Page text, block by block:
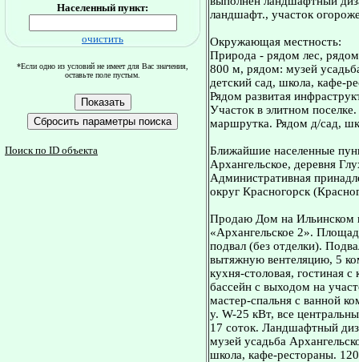
Населенный пункт:
очистить
*Если одно из условий не имеет для Вас значения,
оставьте поле пустым.
Поиск по ID объекта
ландшафт., участок
Окружающая местность:
Природа - рядом лес,
800 м, рядом: музей
детский сад, школа, кафе-
Рядом развитая
Участок в элитном
маршрутка. Рядом д/сад,
Ближайшие населенные
Архангельское, деревня
Административная
округ Красногорск
Продаю Дом на
«Архангельское 2».
подвал (без отделки).
вытяжную вентеляцию, 5
кухня-столовая, гостиная
бассейн с выходом на
мастер-спальня с ванной
у. W-25 кВт, все
17 соток. Ландшафтный
музей усадьба
школа, кафе-рестораны.